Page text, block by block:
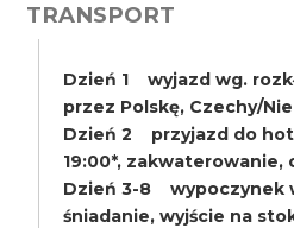
TRANSPORT
Dzień 1 wyjazd wg.
przez Polskę, Czechy/
Dzień 2 przyjazd do
19:00*, zakwaterowanie,
Dzień 3-8 wypoczynek
śniadanie, wyjście na